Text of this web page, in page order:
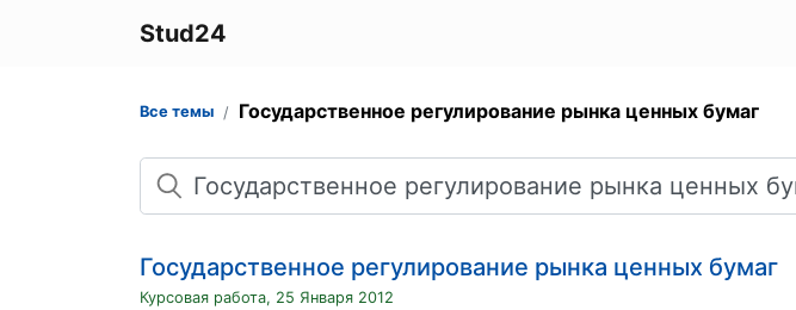
Stud24
Все темы Государственное регулирование рынка ценных бумаг
Поиск
Государственное регулирование рынка ценных бумаг
Курсовая работа, 25 Января 2012